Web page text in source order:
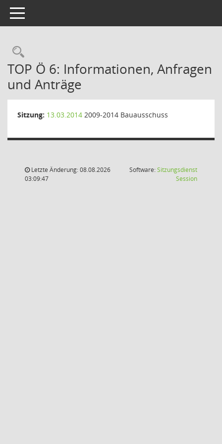
Toggle navigation
Rechercheauswahl
TOP Ö 6: Informationen, Anfragen
und Anträge
Sitzung: 13.03.2014 2009-2014 Bauausschuss
Letzte Änderung: 08.08.2026
03:09:47
Software:Sitzungsdienst
Session(Wird in